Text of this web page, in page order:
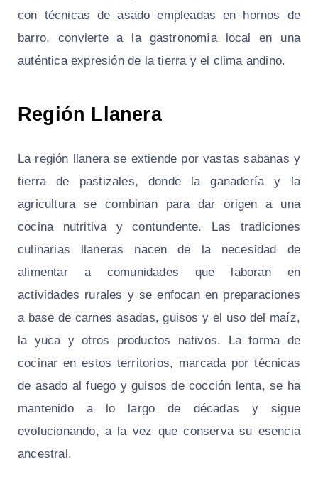
con técnicas de asado empleadas en hornos de
barro, convierte a la gastronomía local en una
auténtica expresión de la tierra y el clima andino.
Región Llanera
La región llanera se extiende por vastas sabanas y
tierra de pastizales, donde la ganadería y la
agricultura se combinan para dar origen a una
cocina nutritiva y contundente. Las tradiciones
culinarias llaneras nacen de la necesidad de
alimentar a comunidades que laboran en
actividades rurales y se enfocan en preparaciones
a base de carnes asadas, guisos y el uso del maíz,
la yuca y otros productos nativos. La forma de
cocinar en estos territorios, marcada por técnicas
de asado al fuego y guisos de cocción lenta, se ha
mantenido a lo largo de décadas y sigue
evolucionando, a la vez que conserva su esencia
ancestral.